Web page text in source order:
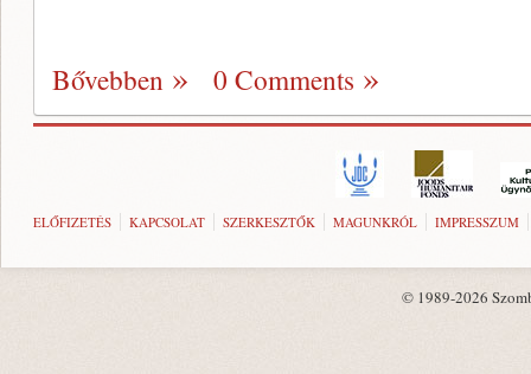
Bővebben 0 Comments
ELŐFIZETÉS KAPCSOLAT SZERKESZTŐK MAGUNKRÓL IMPRESSZUM
© 1989-2026